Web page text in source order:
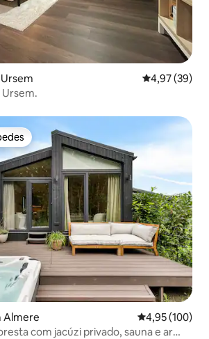
Classificação
4,97 (39)
Almere Classificação
4,95 (100)
com jacúzi privado, sauna e ar